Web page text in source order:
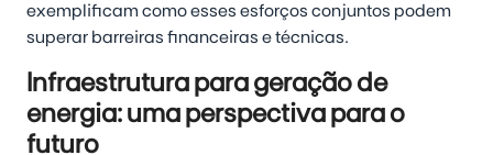
exemplificam como esses esforços conjuntos podem
superar barreiras financeiras e técnicas.
Infraestrutura para geração de
energia: uma perspectiva para o
futuro